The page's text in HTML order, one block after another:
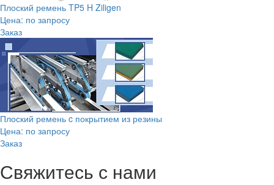
Плоский ремень TP5 H Ziligen
Цена: по запросу
Заказ
Плоский ремень c покрытием из резины
Цена: по запросу
Заказ
Свяжитесь с нами